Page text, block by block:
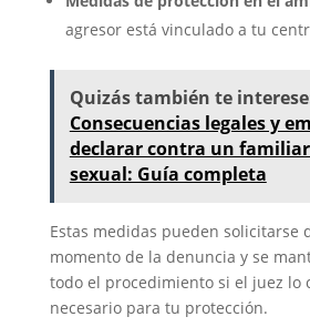
agresor está vinculado a tu
Quizás también te
Consecuencias legales y
declarar contra un
sexual: Guía completa
Estas medidas pueden solicitarse
momento de la denuncia y se
todo el procedimiento si el juez lo
necesario para tu protección.